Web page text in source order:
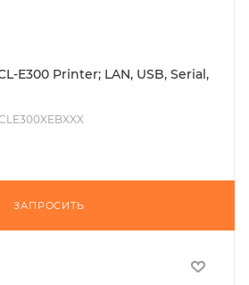
E300 Printer; LAN, USB, Serial,
ЗАПРОСИТЬ